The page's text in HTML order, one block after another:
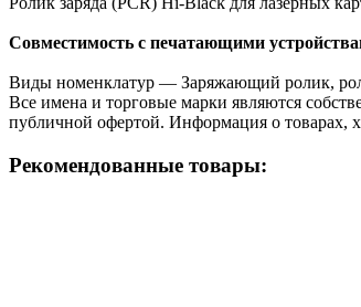
Совместимость с печатающими
Виды номенклатур — Заряжающий ролик,
Все имена и торговые марки являются
публичной офертой. Информация о товарах,
Рекомендованные товары: